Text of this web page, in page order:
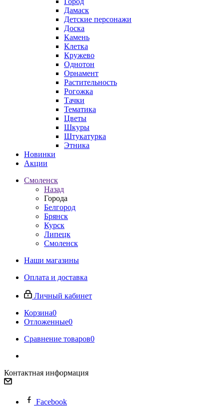
Дамаск
Детские персонажи
Доска
Камень
Клетка
Кружево
Однотон
Орнамент
Растительность
Рогожка
Тачки
Тематика
Цветы
Шкуры
Штукатурка
Этника
Новинки
Акции
Смоленск
Назад
Города
Белгород
Брянск
Курск
Липецк
Смоленск
Наши магазины
Оплата и доставка
Личный кабинет
Корзина0
Отложенные0
Сравнение товаров0
Контактная информация
Facebook